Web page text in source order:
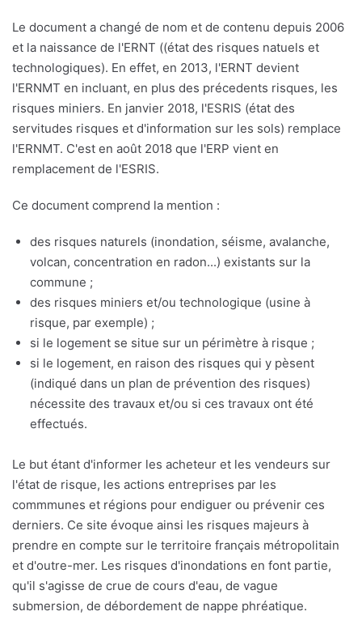
Le document a changé de nom et de contenu depuis 2006
et la naissance de l'ERNT ((état des risques natuels et
technologiques). En effet, en 2013, l'ERNT devient
l'ERNMT en incluant, en plus des précedents risques, les
risques miniers. En janvier 2018, l'ESRIS (état des
servitudes risques et d'information sur les sols) remplace
l'ERNMT. C'est en août 2018 que l'ERP vient en
remplacement de l'ESRIS.
Ce document comprend la mention :
des risques naturels (inondation, séisme, avalanche,
volcan, concentration en radon...) existants sur la
commune ;
des risques miniers et/ou technologique (usine à
risque, par exemple) ;
si le logement se situe sur un périmètre à risque ;
si le logement, en raison des risques qui y pèsent
(indiqué dans un plan de prévention des risques)
nécessite des travaux et/ou si ces travaux ont été
effectués.
Le but étant d'informer les acheteur et les vendeurs sur
l'état de risque, les actions entreprises par les
commmunes et régions pour endiguer ou prévenir ces
derniers. Ce site évoque ainsi les risques majeurs à
prendre en compte sur le territoire français métropolitain
et d'outre-mer. Les risques d'inondations en font partie,
qu'il s'agisse de crue de cours d'eau, de vague
submersion, de débordement de nappe phréatique.